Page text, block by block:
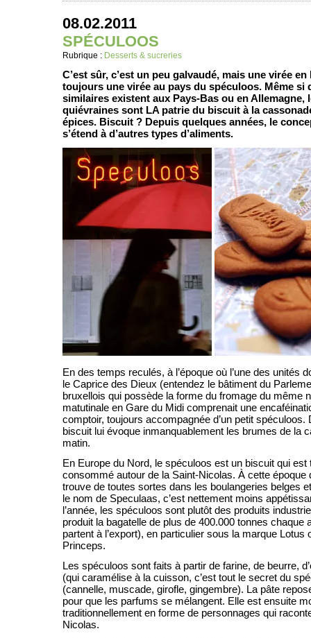
08.02.2011
SPÉCULOOS
Rubrique : Desserts & sucreries
C’est sûr, c’est un peu galvaudé, mais une virée
toujours une virée au pays du spéculoos. Même si
similaires existent aux Pays-Bas ou en Allemagne,
quiévraines sont LA patrie du biscuit à la
épices. Biscuit ? Depuis quelques années, le
s’étend à d’autres types d’aliments.
En des temps reculés, à l’époque où l’une des unités
le Caprice des Dieux (entendez le bâtiment du
bruxellois qui possède la forme du fromage du même
matutinale en Gare du Midi comprenait une
comptoir, toujours accompagnée d’un petit spéculoos.
biscuit lui évoque inmanquablement les brumes de la
matin.
En Europe du Nord, le spéculoos est un biscuit qui est
consommé autour de la Saint-Nicolas. À cette époque
trouve de toutes sortes dans les boulangeries belges
le nom de Speculaas, c’est nettement moins
l’année, les spéculoos sont plutôt des produits
produit la bagatelle de plus de 400.000 tonnes chaque
partent à l’export), en particulier sous la marque Lotus
Princeps.
Les spéculoos sont faits à partir de farine, de beurre,
(qui caramélise à la cuisson, c’est tout le secret du
(cannelle, muscade, girofle, gingembre). La pâte
pour que les parfums se mélangent. Elle est ensuite
traditionnellement en forme de personnages qui
Nicolas.